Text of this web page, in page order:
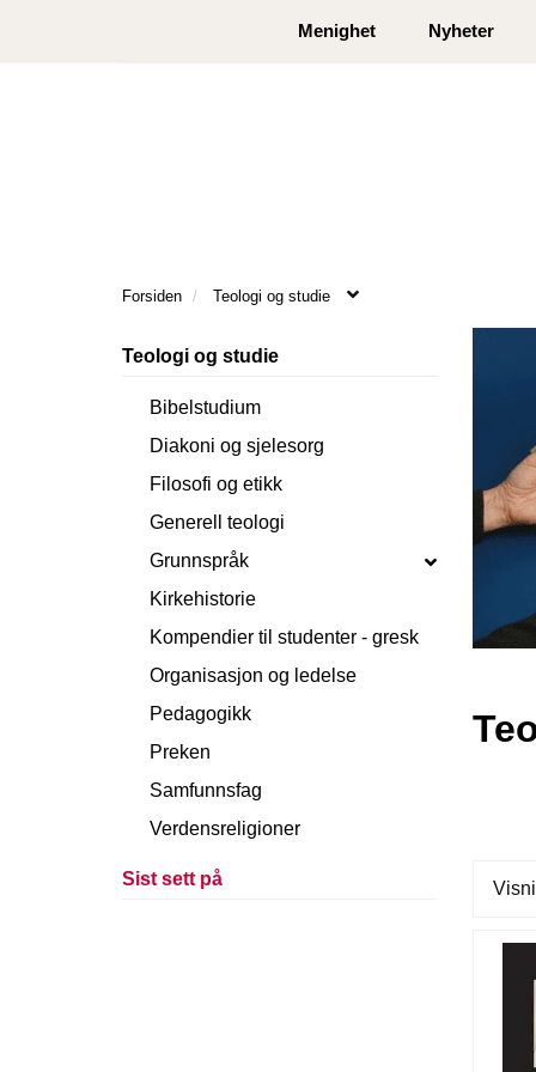
Åpningstider Logg inn
Menighet Nyheter
Forsiden Teologi og studie
Teologi og studie
Bibelstudium
Diakoni og sjelesorg
Filosofi og etikk
Generell teologi
Grunnspråk
Kirkehistorie
Kompendier til studenter - gresk
Organisasjon og ledelse
Pedagogikk
Preken
Samfunnsfag
Verdensreligioner
Sist sett på